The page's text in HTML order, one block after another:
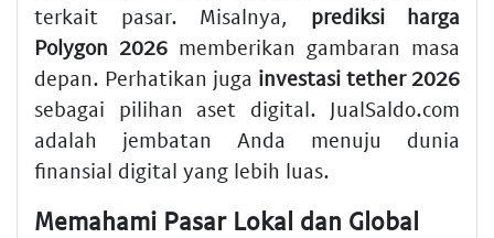
terkait pasar. Misalnya, prediksi harga
Polygon 2026 memberikan gambaran masa
depan. Perhatikan juga investasi tether 2026
sebagai pilihan aset digital. JualSaldo.com
adalah jembatan Anda menuju dunia
finansial digital yang lebih luas.
Memahami Pasar Lokal dan Global